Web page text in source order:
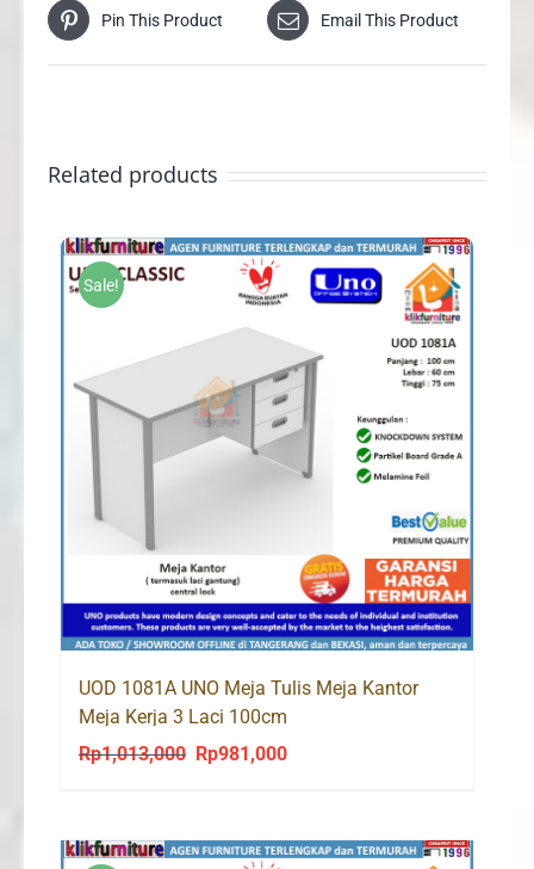
Pin This Product Email This Product
Related products
Sale!
UOD 1081A UNO Meja Tulis Meja Kantor
Meja Kerja 3 Laci 100cm
Rp1,013,000
Original
Rp1,013,000.
Rp981,000Current
Rp981,000.